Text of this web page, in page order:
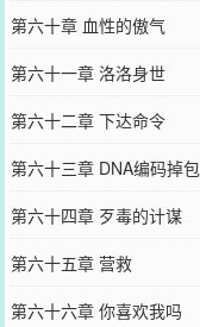
第六十章 血性的傲气
第六十一章 洛洛身世
第六十二章 下达命令
第六十三章 DNA编码掉包
第六十四章 歹毒的计谋
第六十五章 营救
第六十六章 你喜欢我吗